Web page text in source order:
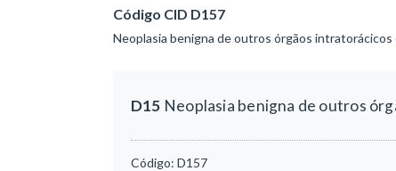
Código CID D157
Neoplasia benigna de outros órgãos intratorácicos
D15 Neoplasia benigna de outros
Código: D157